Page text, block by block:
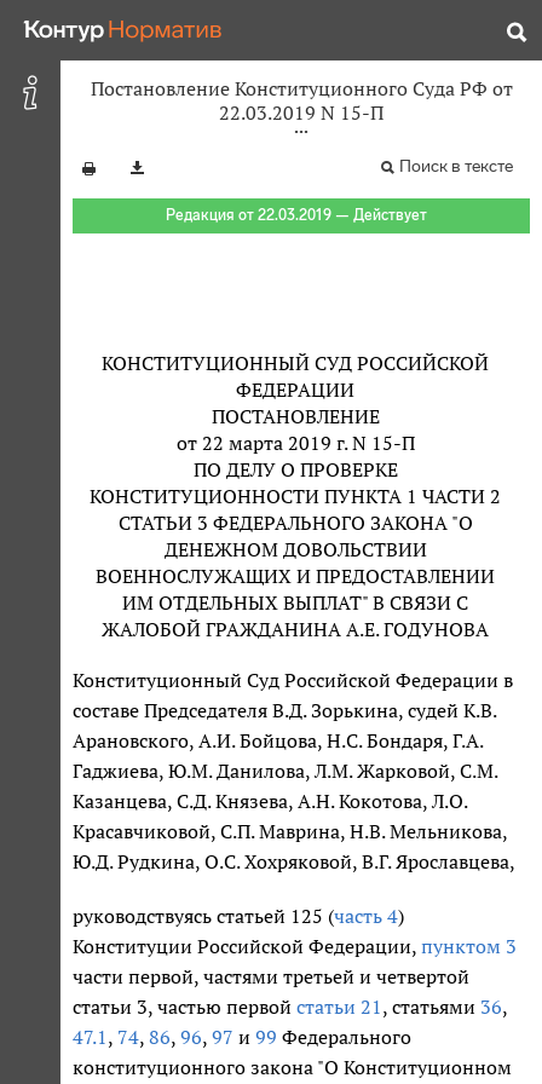
Постановление Конституционного Суда РФ от
22.03.2019 N 15-П
Поиск в тексте
Редакция от 22.03.2019 — Действует
КОНСТИТУЦИОННЫЙ СУД РОССИЙСКОЙ
ФЕДЕРАЦИИ
ПОСТАНОВЛЕНИЕ
от 22 марта 2019 г. N 15-П
ПО ДЕЛУ О ПРОВЕРКЕ
КОНСТИТУЦИОННОСТИ ПУНКТА 1 ЧАСТИ 2
СТАТЬИ 3 ФЕДЕРАЛЬНОГО ЗАКОНА "О
ДЕНЕЖНОМ ДОВОЛЬСТВИИ
ВОЕННОСЛУЖАЩИХ И ПРЕДОСТАВЛЕНИИ
ИМ ОТДЕЛЬНЫХ ВЫПЛАТ" В СВЯЗИ С
ЖАЛОБОЙ ГРАЖДАНИНА А.Е. ГОДУНОВА
Конституционный Суд Российской Федерации в
составе Председателя В.Д. Зорькина, судей К.В.
Арановского, А.И. Бойцова, Н.С. Бондаря, Г.А.
Гаджиева, Ю.М. Данилова, Л.М. Жарковой, С.М.
Казанцева, С.Д. Князева, А.Н. Кокотова, Л.О.
Красавчиковой, С.П. Маврина, Н.В. Мельникова,
Ю.Д. Рудкина, О.С. Хохряковой, В.Г. Ярославцева,
руководствуясь статьей 125 (часть 4)
Конституции Российской Федерации, пунктом 3
части первой, частями третьей и четвертой
статьи 3, частью первой статьи 21 , статьями 36,
47.1 , 74, 86, 96, 97 и 99 Федерального
конституционного закона "О Конституционном